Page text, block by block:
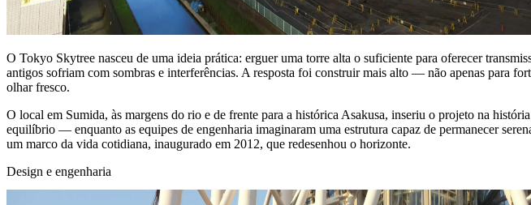
O Tokyo Skytree nasceu de uma ideia prática: erguer uma torre alta o suficiente para oferecer
antigos sofriam com sombras e interferências. A resposta foi construir mais alto — não apenas para
olhar fresco.
O local em Sumida, às margens do rio e de frente para a histórica Asakusa, inseriu o projeto na
equilíbrio — enquanto as equipes de engenharia imaginaram uma estrutura capaz de permanecer
um marco da vida cotidiana, inaugurado em 2012, que redesenhou o horizonte.
Design e engenharia